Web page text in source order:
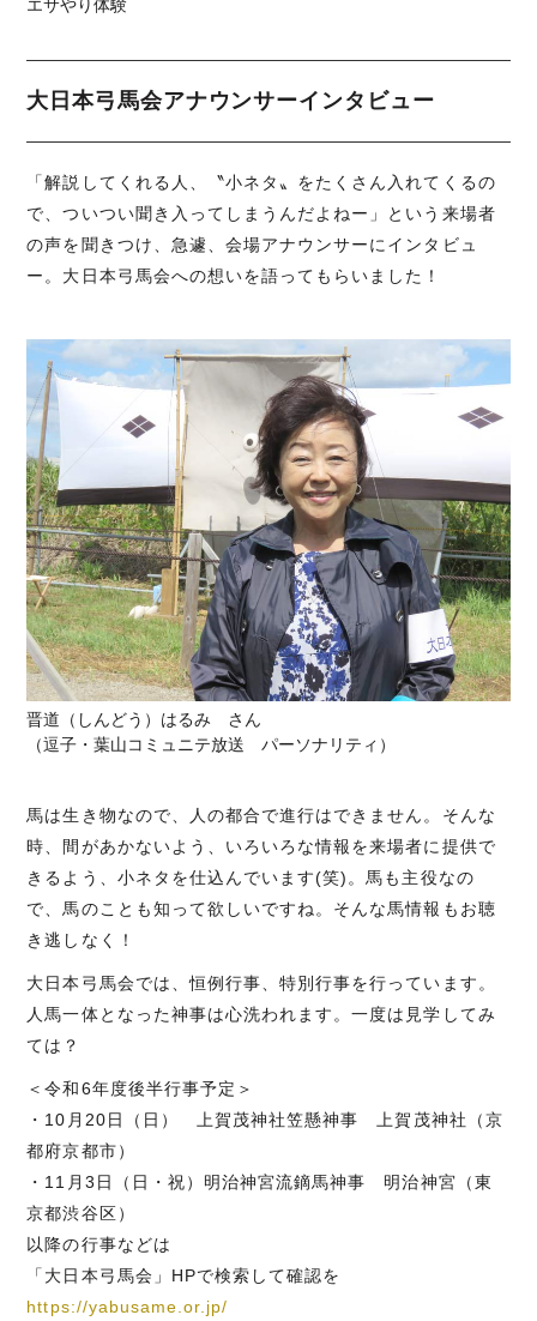
エサやり体験
大日本弓馬会アナウンサーインタビュー
「解説してくれる人、〝小ネタ〟をたくさん入れてくるの
で、ついつい聞き入ってしまうんだよねー」という来場者
の声を聞きつけ、急遽、会場アナウンサーにインタビュ
ー。大日本弓馬会への想いを語ってもらいました！
晋道（しんどう）はるみ さん
（逗子・葉山コミュニテ放送 パーソナリティ）
馬は生き物なので、人の都合で進行はできません。そんな
時、間があかないよう、いろいろな情報を来場者に提供で
きるよう、小ネタを仕込んでいます(笑)。馬も主役なの
で、馬のことも知って欲しいですね。そんな馬情報もお聴
き逃しなく！
大日本弓馬会では、恒例行事、特別行事を行っています。
人馬一体となった神事は心洗われます。一度は見学してみ
ては？
＜令和6年度後半行事予定＞
・10月20日（日） 上賀茂神社笠懸神事 上賀茂神社（京
都府京都市）
・11月3日（日・祝）明治神宮流鏑馬神事 明治神宮（東
京都渋谷区）
以降の行事などは
「大日本弓馬会」HPで検索して確認を
https://yabusame.or.jp/